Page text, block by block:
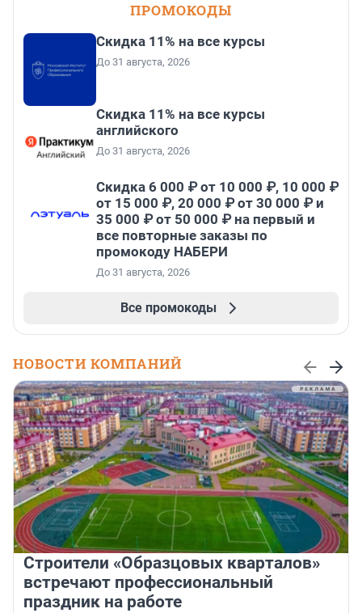
ПРОМОКОДЫ
Скидка 11% на все курсы
До 31 августа, 2026
Скидка 11% на все курсы
английского
До 31 августа, 2026
Скидка 6 000 ₽ от 10 000 ₽, 10 000 ₽
от 15 000 ₽, 20 000 ₽ от 30 000 ₽ и
35 000 ₽ от 50 000 ₽ на первый и
все повторные заказы по
промокоду НАБЕРИ
До 31 августа, 2026
Все промокоды
НОВОСТИ КОМПАНИЙ
Строители «Образцовых кварталов»
встречают профессиональный
праздник на работе